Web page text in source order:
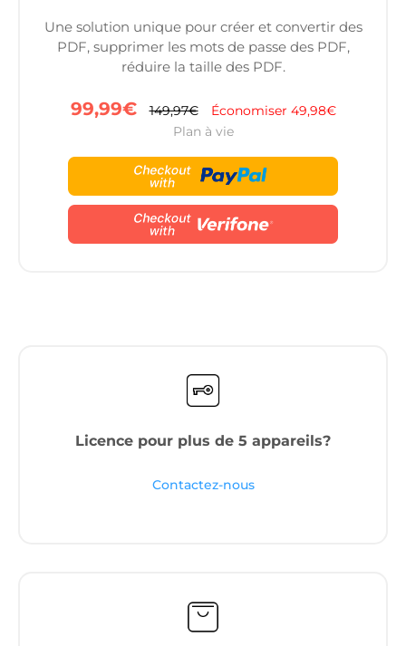
Une solution unique pour créer et convertir des
PDF, supprimer les mots de passe des PDF,
réduire la taille des PDF.
99,99€ 149,97€
Économiser 49,98€
Plan à vie
Licence pour plus de 5 appareils?
Contactez-nous